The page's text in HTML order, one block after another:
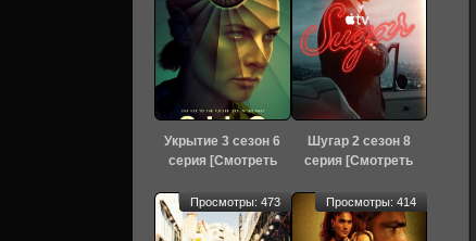
Укрытие 3 сезон 6
серия [Смотреть
Шугар 2 сезон 8
серия [Смотреть
Просмотры: 473 Просмотры: 414